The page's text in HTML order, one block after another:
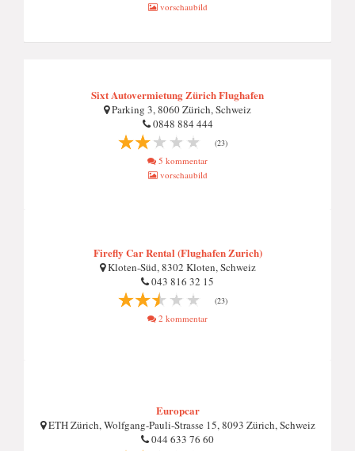
vorschaubild
Sixt Autovermietung Zürich Flughafen
Parking 3, 8060 Zürich, Schweiz
0848 884 444
(23)
5 kommentar
vorschaubild
Firefly Car Rental (Flughafen Zurich)
Kloten-Süd, 8302 Kloten, Schweiz
043 816 32 15
(23)
2 kommentar
Europcar
ETH Zürich, Wolfgang-Pauli-Strasse 15, 8093 Zürich, Schweiz
044 633 76 60